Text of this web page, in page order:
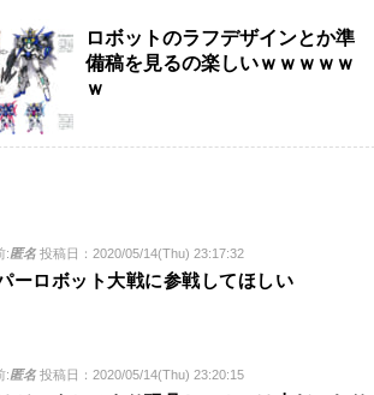
ロボットのラフデザインとか準
備稿を見るの楽しいｗｗｗｗｗ
ｗ
:匿名 投稿日：2020/05/14(Thu) 23:17:32
ーロボット大戦に参戦してほしい
:匿名 投稿日：2020/05/14(Thu) 23:20:15